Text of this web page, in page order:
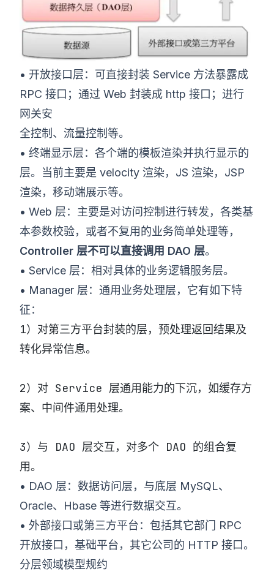
• 开放接口层：可直接封装 Service 方法暴露成
RPC 接口；通过 Web 封装成 http 接口；进行
网关安
全控制、流量控制等。
• 终端显示层：各个端的模板渲染并执行显示的
层。当前主要是 velocity 渲染，JS 渲染，JSP
渲染，移动端展示等。
• Web 层：主要是对访问控制进行转发，各类基
本参数校验，或者不复用的业务简单处理等，
Controller 层不可以直接调用 DAO 层。
• Service 层：相对具体的业务逻辑服务层。
• Manager 层：通用业务处理层，它有如下特
征：
1）对第三方平台封装的层，预处理返回结果及
转化异常信息。
2）对 Service 层通用能力的下沉，如缓存方
案、中间件通用处理。
3）与 DAO 层交互，对多个 DAO 的组合复
用。
• DAO 层：数据访问层，与底层 MySQL、
Oracle、Hbase 等进行数据交互。
• 外部接口或第三方平台：包括其它部门 RPC
开放接口，基础平台，其它公司的 HTTP 接口。
分层领域模型规约